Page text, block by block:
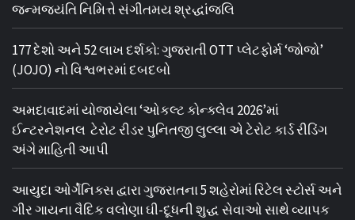
જન્મજયંતિ નિમિત્તે સંગીતમય શ્રદ્ધાંજલિ
177 દેશો અને 52 લાખ દર્શકો: ગુજરાતી OTT પ્લેટફોર્મ ‘જોજો’
(JOJO) નો વિશ્વભરમાં દબદબો
અમદાવાદમાં યોજાયેલા ‘ઓકલ્ટ કોન્ક્લેવ 2026’માં
ઈન્ટરનેશનલ ટેરોટ રીડર પુનિતજી લુલ્લા એ ટેરોટ કાર્ડ રીડિંગ
અંગે માહિતી આપી
આયુદા ઓર્ગેનિક્સ દ્વારા ગુજરાતના 5 શહેરોમાં રિટેલ સ્ટોર્સ અને
ગીર ગાયના વૈદિક વલોણા ઘી-દૂધની શુદ્ધ સેવાઓ સાથે વ્યાપક